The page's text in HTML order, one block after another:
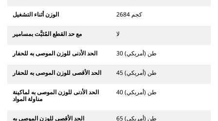
الوزن أثناء التشغيل 2684 كجم
مع حد القطع المُثبَّت بمسامير لا
الحد الأدنى للوزن الموصى به للحفار 30 طن (أمريكي)
الحد الأقصى للوزن الموصى به للحفار 45 طن (أمريكي)
الحد الأدنى للوزن الموصى به لماكينة
مناولة المواد
40 طن (أمريكي)
الحد الأقصى للوزن الموصى به
65 طن (أمريكي)